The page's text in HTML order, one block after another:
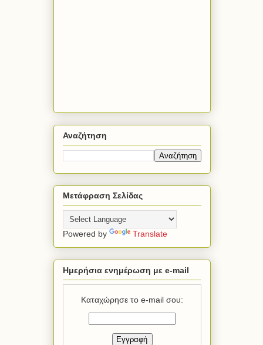
Αναζήτηση
Μετάφραση Σελίδας
Powered by Translate
Ημερήσια ενημέρωση με e-mail
Καταχώρησε το e-mail σου: